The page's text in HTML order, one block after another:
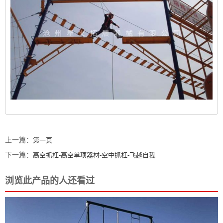
上一篇： 第一页
下一篇： 高空抓杠-高空单项器材-空中抓杠-飞越自我
浏览此产品的人还看过